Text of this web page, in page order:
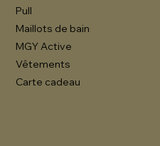
Pull
Maillots de bain
MGY Active
Vêtements
Carte cadeau